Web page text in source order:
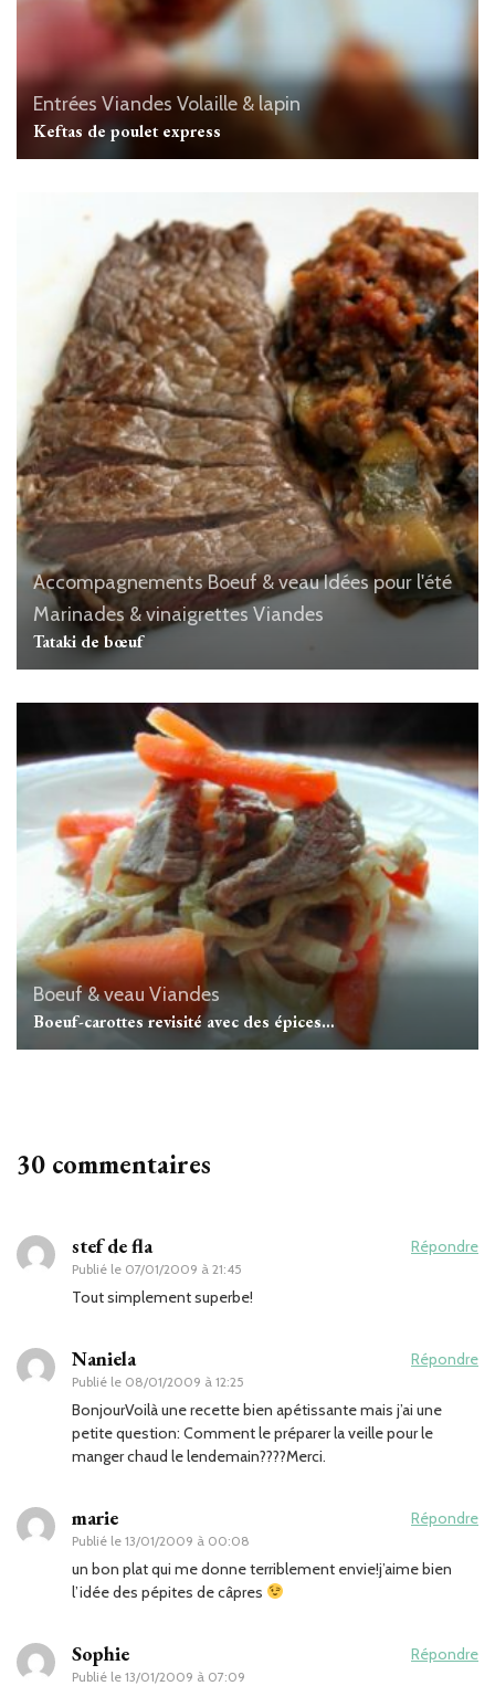
Entrées Viandes Volaille & lapin
Keftas de poulet express
Accompagnements Boeuf & veauIdées pour l'été
Marinades & vinaigrettes Viandes
Tataki de bœuf
Boeuf & veau Viandes
Boeuf-carottes revisité avec des épices…
30 commentaires
stef de fla
Publié le 07/01/2009 à 21:45
Répondre
Tout simplement superbe!
Naniela
Publié le 08/01/2009 à 12:25
Répondre
BonjourVoilà une recette bien apétissante mais j’ai une
petite question: Comment le préparer la veille pour le
manger chaud le lendemain????Merci.
marie
Publié le 13/01/2009 à 00:08
Répondre
un bon plat qui me donne terriblement envie!j’aime bien
l’idée des pépites de câpres
Sophie
Publié le 13/01/2009 à 07:09
Répondre